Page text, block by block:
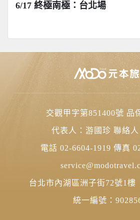
6/17 終極南極：台北場
交觀甲字第851400號 品
代表人：游國珍 聯絡
電話 02-6604-1919 傳真
台北市內湖區洲子街72號1樓
統一編號：